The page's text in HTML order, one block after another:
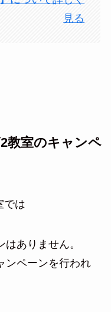
見る
教室のキャンペ
では
ありません。
ンペーンを行われ